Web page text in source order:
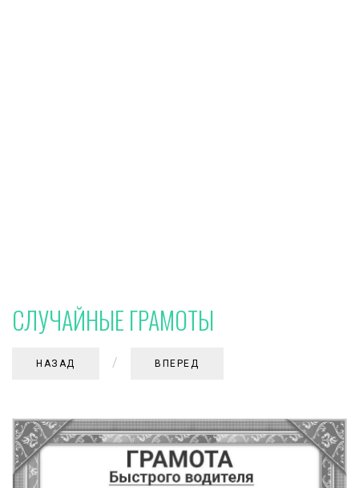
СЛУЧАЙНЫЕ ГРАМОТЫ
НАЗАД / ВПЕРЕД